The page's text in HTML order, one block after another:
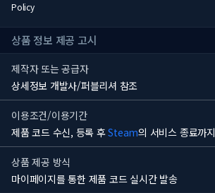
Policy
상품 정보 제공 고시
제작자 또는 공급자
상세정보 개발사/퍼블리셔 참조
이용조건/이용기간
제품 코드 수신, 등록 후Steam의 서비스 종료까지
상품 제공 방식
마이페이지를 통한 제품 코드 실시간 발송